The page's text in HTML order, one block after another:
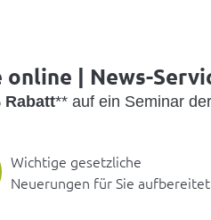
| News-
Rabatt** auf ein Seminar der
Wichtige gesetzliche
Neuerungen für Sie aufbereitet